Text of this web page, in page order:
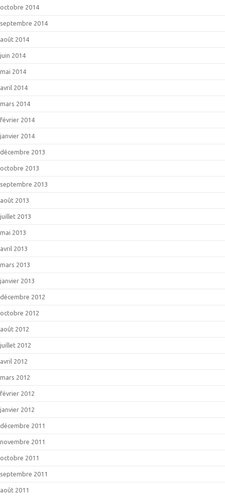
octobre 2014
septembre 2014
août 2014
juin 2014
mai 2014
avril 2014
mars 2014
février 2014
janvier 2014
décembre 2013
octobre 2013
septembre 2013
août 2013
juillet 2013
mai 2013
avril 2013
mars 2013
janvier 2013
décembre 2012
octobre 2012
août 2012
juillet 2012
avril 2012
mars 2012
février 2012
janvier 2012
décembre 2011
novembre 2011
octobre 2011
septembre 2011
août 2011